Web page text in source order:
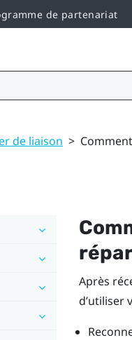
de partenariat
de liaison >
Après
d’utiliser